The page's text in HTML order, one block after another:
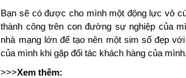
Bạn sẽ có được cho mình một động lực vô
thành công trên con đường sự nghiệp của
nhà mạng lớn để tạo nên một sim số đẹp
của mình khi gặp đối tác khách hàng của mình.
>>>Xem thêm: